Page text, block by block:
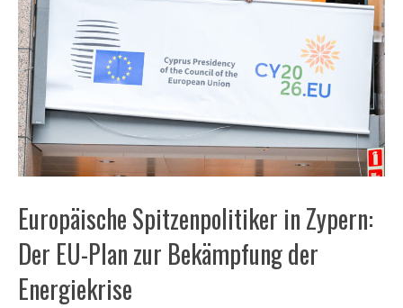
Europäische Spitzenpolitiker in Zypern:
Der EU-Plan zur Bekämpfung der
Energiekrise